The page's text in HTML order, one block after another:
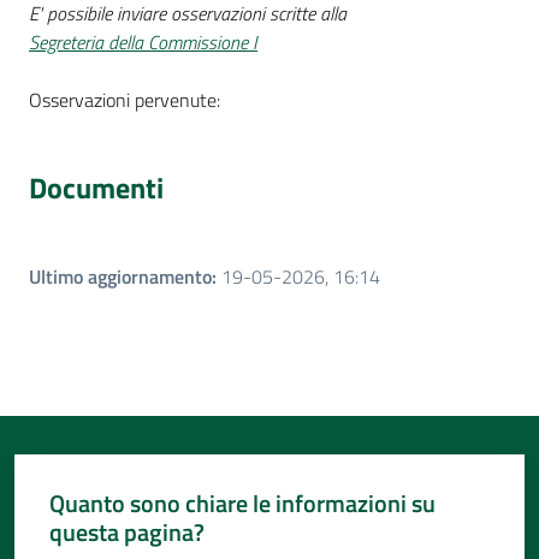
E' possibile inviare osservazioni scritte alla
Segreteria della Commissione I
Osservazioni pervenute:
Documenti
Ultimo aggiornamento: 19-05-2026, 16:14
Quanto sono chiare le informazioni su
questa pagina?